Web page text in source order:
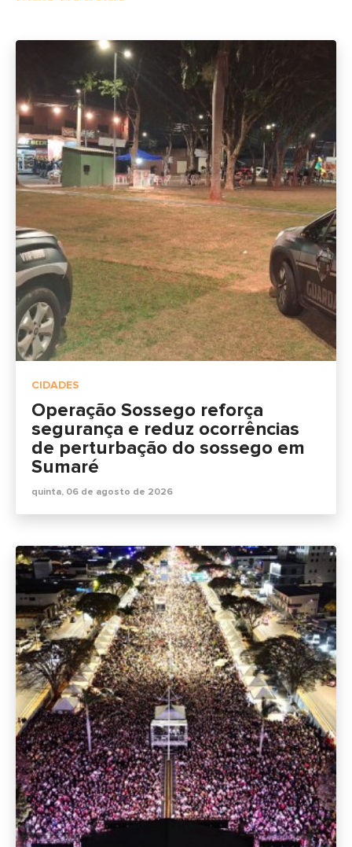
CIDADES
Operação Sossego reforça
segurança e reduz ocorrências
de perturbação do sossego em
Sumaré
quinta, 06 de agosto de 2026